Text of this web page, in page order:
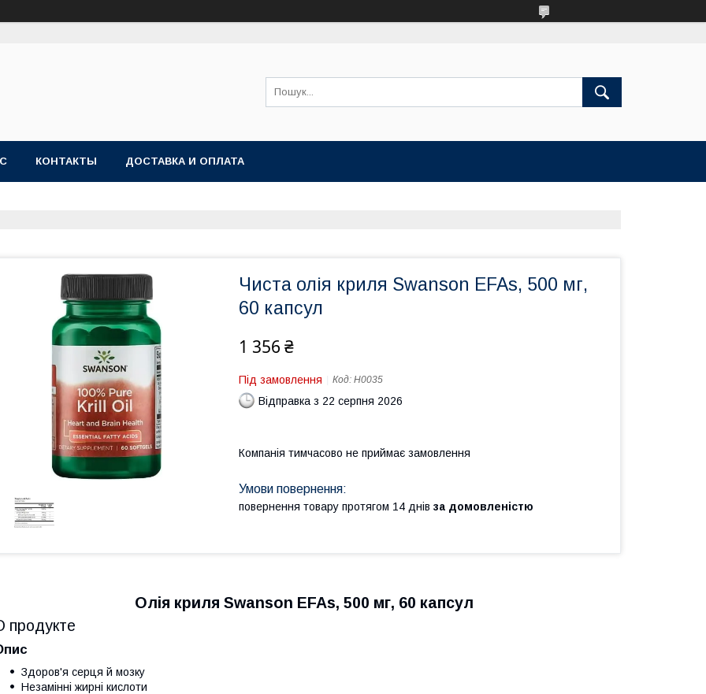
КОНТАКТЫ ДОСТАВКА И ОПЛАТА
Чиста олія криля Swanson EFAs, 500 мг,
60 капсул
1 356 ₴
Під замовлення Код: H0035
Відправка з 22 серпня 2026
Компанія тимчасово не приймає замовлення
повернення товару протягом 14 днів за домовленістю
Олія криля Swanson EFAs, 500 мг, 60 капсул
продукте
Здоров'я серця й мозку
Незамінні жирні кислоти